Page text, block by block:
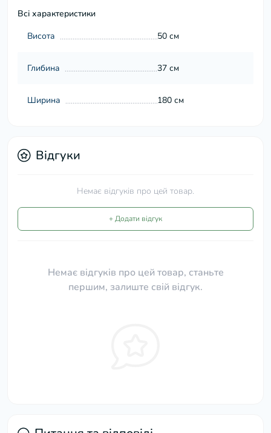
Всі характеристики
Висота
50 см
Глибина 37 см
Ширина 180 см
Відгуки
Немає відгуків про цей товар.
+ Додати відгук
Немає відгуків про цей товар, станьте
першим, залиште свій відгук.